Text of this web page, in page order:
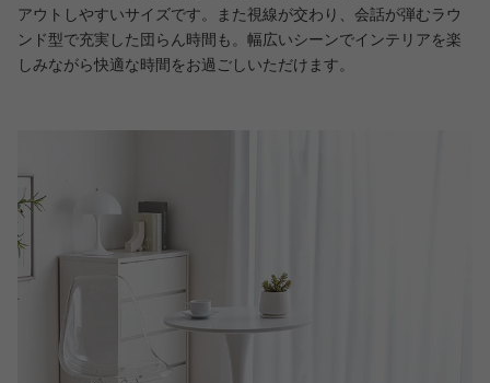
アウトしやすいサイズです。また視線が交わり、会話が弾むラウ
ンド型で充実した団らん時間も。幅広いシーンでインテリアを楽
しみながら快適な時間をお過ごしいただけます。